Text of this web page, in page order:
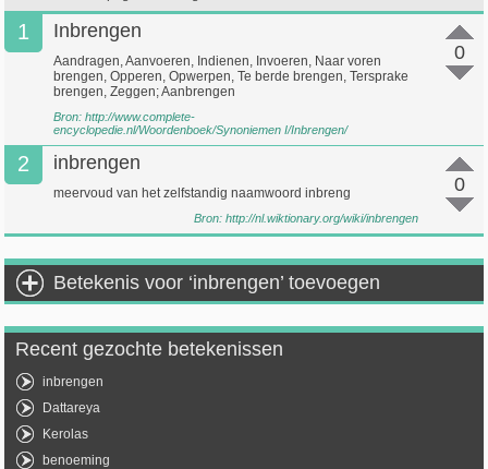
1
0
Inbrengen
Aandragen, Aanvoeren, Indienen, Invoeren, Naar voren
brengen, Opperen, Opwerpen, Te berde brengen, Tersprake
brengen, Zeggen; Aanbrengen
Bron:http://www.complete-
encyclopedie.nl/Woordenboek/Synoniemen I/Inbrengen/
2
0
inbrengen
meervoud van het zelfstandig naamwoord inbreng
Bron: http://nl.wiktionary.org/wiki/inbrengen
Betekenis voor ‘inbrengen’ toevoegen
Recent gezochte betekenissen
inbrengen
Dattareya
Kerolas
benoeming